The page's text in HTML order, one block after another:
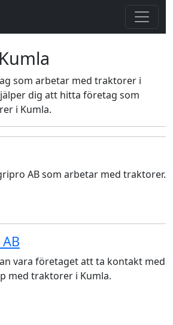
som arbetar med traktorer i
dig att hitta företag som
i Kumla.
AB som arbetar med traktorer.
vara företaget att ta kontakt med
med traktorer i Kumla.